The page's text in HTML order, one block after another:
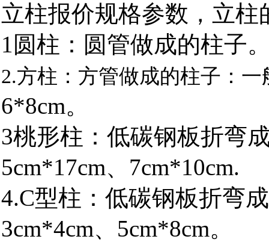
立柱报价规格参数，立柱
1 圆柱：圆管做成的柱子
2.方柱：方管做成的柱子：一
6*8cm。
3桃形柱：低碳钢板折弯
5cm*17cm、 7cm*10cm.
4.C型柱：低碳钢板折弯成
3cm*4cm、 5cm*8cm。